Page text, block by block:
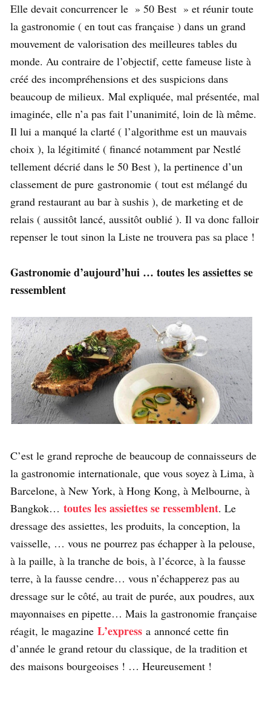
Elle devait concurrencer le » 50 Best » et réunir toute
la gastronomie ( en tout cas française ) dans un grand
mouvement de valorisation des meilleures tables du
monde. Au contraire de l’objectif, cette fameuse liste à
créé des incompréhensions et des suspicions dans
beaucoup de milieux. Mal expliquée, mal présentée, mal
imaginée, elle n’a pas fait l’unanimité, loin de là même.
Il lui a manqué la clarté ( l’algorithme est un mauvais
choix ), la légitimité ( financé notamment par Nestlé
tellement décrié dans le 50 Best ), la pertinence d’un
classement de pure gastronomie ( tout est mélangé du
grand restaurant au bar à sushis ), de marketing et de
relais ( aussitôt lancé, aussitôt oublié ). Il va donc falloir
repenser le tout sinon la Liste ne trouvera pas sa place !
Gastronomie d’aujourd’hui … toutes les assiettes se
ressemblent
C’est le grand reproche de beaucoup de connaisseurs de
la gastronomie internationale, que vous soyez à Lima, à
Barcelone, à New York, à Hong Kong, à Melbourne, à
Bangkok… toutes les assiettes se ressemblent. Le
dressage des assiettes, les produits, la conception, la
vaisselle, … vous ne pourrez pas échapper à la pelouse,
à la paille, à la tranche de bois, à l’écorce, à la fausse
terre, à la fausse cendre… vous n’échapperez pas au
dressage sur le côté, au trait de purée, aux poudres, aux
mayonnaises en pipette… Mais la gastronomie française
réagit, le magazine L’express a annoncé cette fin
d’année le grand retour du classique, de la tradition et
des maisons bourgeoises ! … Heureusement !